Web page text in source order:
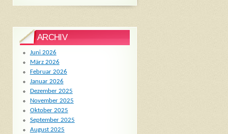
ARCHIV
Juni 2026
März 2026
Februar 2026
Januar 2026
Dezember 2025
November 2025
Oktober 2025
September 2025
August 2025